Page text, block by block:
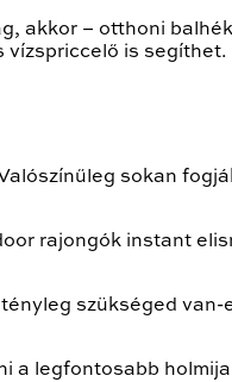
akkor – otthoni
vízspriccelő is segíthet.
sokan
rajongók instant
szükséged van-
a legfontosabb